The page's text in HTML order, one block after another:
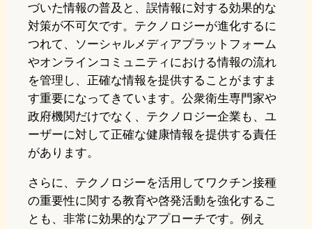
づいた情報の普及と、誤情報に対する効果的な
対策が不可欠です。テクノロジーが進化するに
つれて、ソーシャルメディアプラットフォーム
やオンラインコミュニティにおける情報の流れ
を管理し、正確な情報を提供することがますま
す重要になってきています。公衆衛生専門家や
政府機関だけでなく、テクノロジー企業も、ユ
ーザーに対して正確な健康情報を提供する責任
があります。
さらに、テクノロジーを活用してワクチン接種
の重要性に関する教育や啓発活動を強化するこ
とも、非常に効果的なアプローチです。例え